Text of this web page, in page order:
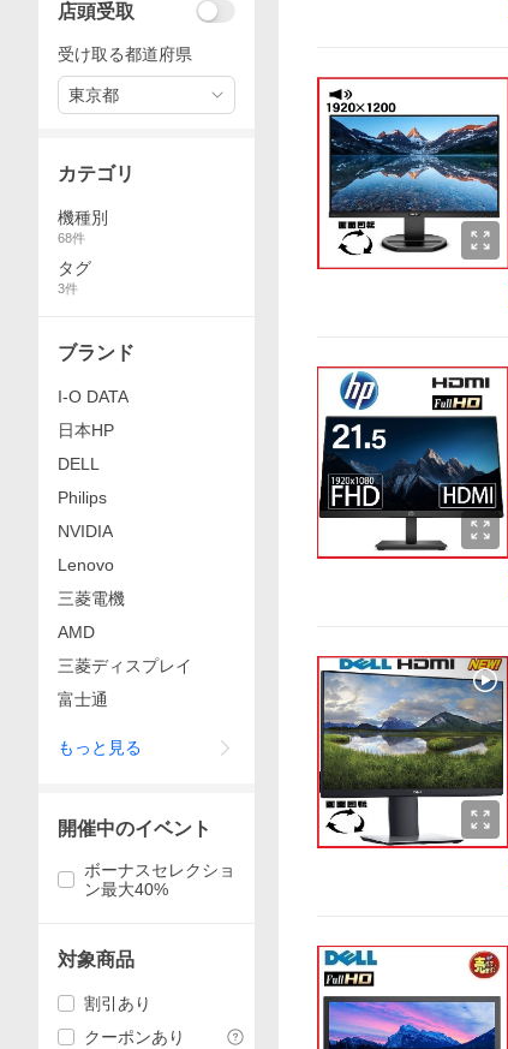
店頭受取
受け取る都道府県
東京都
カテゴリ
機種別
68件
タグ
3件
ブランド
I-O DATA
日本HP
DELL
Philips
NVIDIA
Lenovo
三菱電機
AMD
三菱ディスプレイ
富士通
もっと見る
開催中のイベント
ボーナスセレクショ
ン最大40%
対象商品
割引あり
クーポンあり